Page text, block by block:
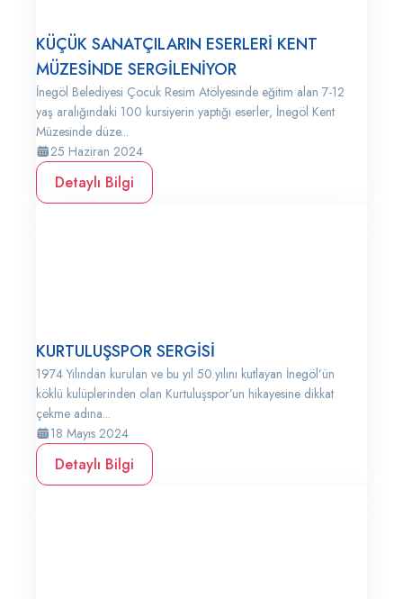
KÜÇÜK SANATÇILARIN ESERLERİ KENT
MÜZESİNDE SERGİLENİYOR
İnegöl Belediyesi Çocuk Resim Atölyesinde eğitim alan 7-12
yaş aralığındaki 100 kursiyerin yaptığı eserler, İnegöl Kent
Müzesinde düze...
25 Haziran 2024
Detaylı Bilgi
KURTULUŞSPOR SERGİSİ
1974 Yılından kurulan ve bu yıl 50.yılını kutlayan İnegöl’ün
köklü kulüplerinden olan Kurtuluşspor’un hikayesine dikkat
çekme adına...
18 Mayıs 2024
Detaylı Bilgi